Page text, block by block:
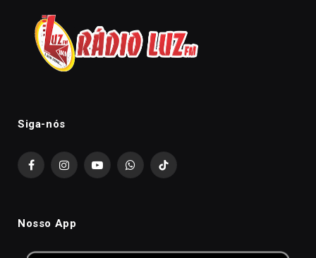
Siga-nós
FacebookInstagramYouTubeWhatsAppTikTok
Nosso App